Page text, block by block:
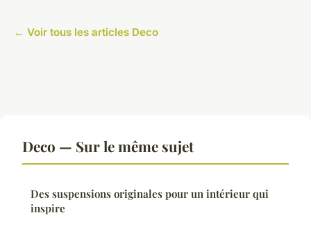
← Voir tous les articles Deco
Deco — Sur le même sujet
Des suspensions originales pour un intérieur qui
inspire